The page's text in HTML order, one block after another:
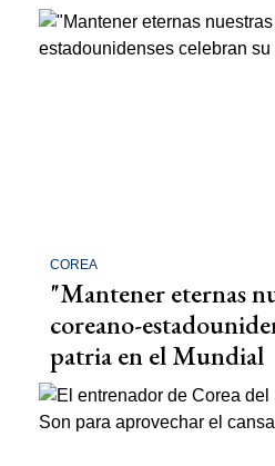
COREA
"Mantener eternas
coreano-
patria en el Mundial